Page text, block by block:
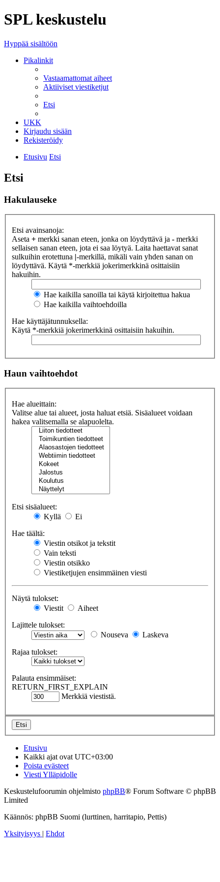
SPL keskustelu
Hyppää sisältöön
Pikalinkit
Vastaamattomat aiheet
Aktiiviset viestiketjut
Etsi
UKK
Kirjaudu sisään
Rekisteröidy
Etusivu Etsi
Etsi
Hakulauseke
Etsi avainsanoja:
Aseta + merkki sanan eteen, jonka on löydyttävä ja - merkki
sellaisen sanan eteen, jota ei saa löytyä. Laita haettavat sanat
sulkuihin erotettuna |-merkillä, mikäli vain yhden sanan on
löydyttävä. Käytä *-merkkiä jokerimerkkinä osittaisiin
hakuihin.
Hae kaikilla sanoilla tai käytä kirjoitettua hakua
Hae kaikilla vaihtoehdoilla
Hae käyttäjätunnuksella:
Käytä *-merkkiä jokerimerkkinä osittaisiin hakuihin.
Haun vaihtoehdot
Hae alueittain:
Valitse alue tai alueet, josta haluat etsiä. Sisäalueet voidaan
hakea valitsemalla se alapuolelta.
Etsi sisäalueet:
Kyllä
Ei
Hae täältä:
Viestin otsikot ja tekstit
Vain teksti
Viestin otsikko
Viestiketjujen ensimmäinen viesti
Näytä tulokset:
Viestit
Aiheet
Lajittele tulokset:
Nouseva
Laskeva
Rajaa tulokset:
Palauta ensimmäiset:
RETURN_FIRST_EXPLAIN
Merkkiä viestistä.
Etusivu
Kaikki ajat ovat UTC+03:00
Poista evästeet
Viesti Ylläpidolle
Keskustelufoorumin ohjelmisto phpBB® Forum Software © phpBB
Limited
Käännös: phpBB Suomi (lurttinen, harritapio, Pettis)
Yksityisyys | Ehdot